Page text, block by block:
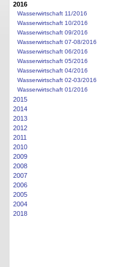
2016
Wasserwirtschaft 11/2016
Wasserwirtschaft 10/2016
Wasserwirtschaft 09/2016
Wasserwirtschaft 07-08/2016
Wasserwirtschaft 06/2016
Wasserwirtschaft 05/2016
Wasserwirtschaft 04/2016
Wasserwirtschaft 02-03/2016
Wasserwirtschaft 01/2016
2015
2014
2013
2012
2011
2010
2009
2008
2007
2006
2005
2004
2018